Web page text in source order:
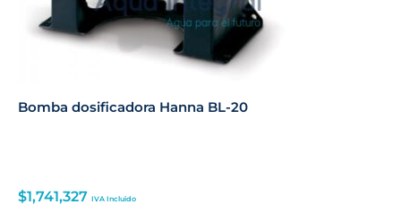
Bomba dosificadora Hanna BL-20
$1,741,327 IVA Incluido